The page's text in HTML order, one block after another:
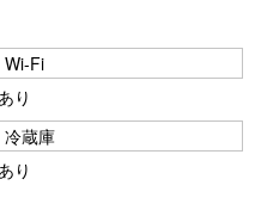
Wi-Fi
り
冷蔵庫
り